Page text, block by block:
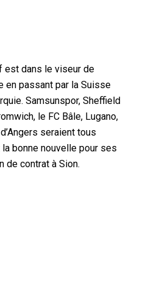
est dans le viseur de
en passant par la Suisse
Samsunspor, Sheffield
le FC Bâle, Lugano,
seraient tous
bonne nouvelle pour ses
de contrat à Sion.